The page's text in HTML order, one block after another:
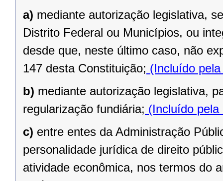
a) mediante autorização legislativa,
Distrito Federal ou Municípios, ou
desde que, neste último caso, não
147 desta Constituição; (Incluído
b) mediante autorização legislativa,
regularização fundiária; (Incluído pela
c) entre entes da Administração
personalidade jurídica de direito
atividade econômica, nos termos do